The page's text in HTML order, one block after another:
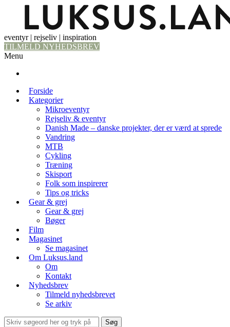
eventyr | rejseliv | inspiration
TILMELD NYHEDSBREV
Menu
Forside
Kategorier
Mikroeventyr
Rejseliv & eventyr
Danish Made – danske projekter, der er værd at sprede
Vandring
MTB
Cykling
Træning
Skisport
Folk som inspirerer
Tips og tricks
Gear & grej
Gear & grej
Bøger
Film
Magasinet
Se magasinet
Om Luksus.land
Om
Kontakt
Nyhedsbrev
Tilmeld nyhedsbrevet
Se arkiv